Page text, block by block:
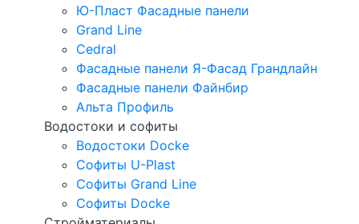
Ю-Пласт Фасадные панели
Grand Line
Cedral
Фасадные панели Я-Фасад Грандлайн
Фасадные панели Файнбир
Альта Профиль
Водостоки и софиты
Водостоки Docke
Софиты U-Plast
Софиты Grand Line
Софиты Docke